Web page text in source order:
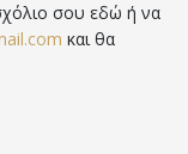
σου εδώ ή να
.com και θα